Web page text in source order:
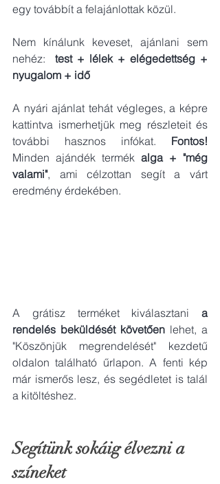
egy továbbít a felajánlottak közül.
Nem kínálunk keveset, ajánlani sem
nehéz: test + lélek + elégedettség +
nyugalom + idő
A nyári ajánlat tehát végleges, a képre
kattintva ismerhetjük meg részleteit és
további hasznos infókat.
Minden ajándék termék alga + "még
valami", ami célzottan segít a várt
eredmény érdekében.
A grátisz terméket kiválasztani a
rendelés beküldését követően lehet, a
"Köszönjük megrendelését" kezdetű
oldalon található űrlapon. A fenti kép
már ismerős lesz, és segédletet is talál
a kitöltéshez.
Segítünk sokáig élvezni a
színeket